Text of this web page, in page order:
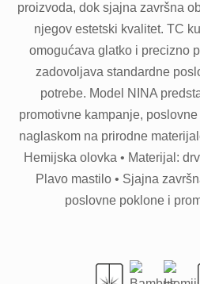
proizvoda, dok sjajna završna
njegov estetski kvalitet. TC
omogućava glatko i precizno
zadovoljava standardne
potrebe. Model NINA
promotivne kampanje,
naglaskom na prirodne
Hemijska olovka • Materijal:
Plavo mastilo • Sjajna
poslovne poklone i